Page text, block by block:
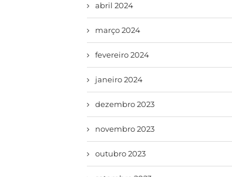
abril 2024
março 2024
fevereiro 2024
janeiro 2024
dezembro 2023
novembro 2023
outubro 2023